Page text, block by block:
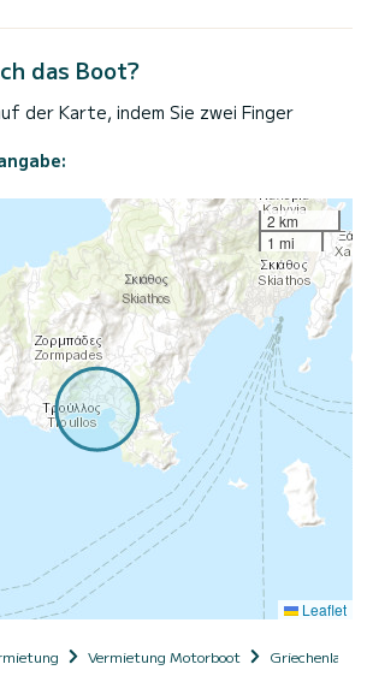
das Boot?
der Karte, indem Sie zwei Finger
2 km
1 mi
Leaflet
Vermietung Motorboot Griechenland